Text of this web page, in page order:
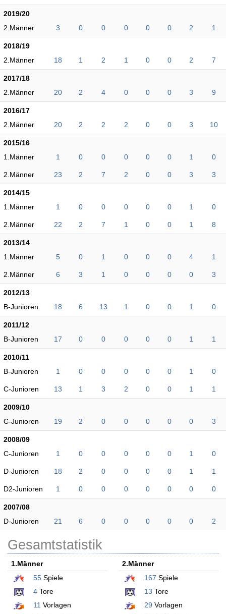
2019/20
2.Männer
3 0 0 0 0 0 2 1
2018/19
2.Männer
18 1 2 1 0 0 2 7
2017/18
2.Männer
20 2 4 0 0 0 3 9
2016/17
2.Männer
20 2 2 2 0 0 3 10
2015/16
1.Männer
1 0 0 0 0 0 1 0
2.Männer 23 2 7 2 0 0 3 3
2014/15
1.Männer
1 0 0 0 0 0 1 0
2.Männer 22 2 7 1 0 0 1 8
2013/14
1.Männer
5 0 1 0 0 0 4 1
2.Männer 6 3 1 0 0 0 0 3
2012/13
B-Junioren
18 6 13 1 0 0 1 0
2011/12
B-Junioren
17 0 0 0 0 0 1 1
2010/11
B-Junioren
1 0 0 0 0 0 1 0
C-Junioren 13 1 3 2 0 0 1 1
2009/10
C-Junioren
19 2 0 0 0 0 0 3
2008/09
C-Junioren
1 0 0 0 0 0 1 0
D-Junioren 18 2 0 0 0 0 1 1
D2-Junioren 1 0 0 0 0 0 0 0
2007/08
D-Junioren
21 6 0 0 0 0 0 2
Gesamtstatistik
1.Männer
55 Spiele
4 Tore
11 Vorlagen
2.Männer
167 Spiele
13 Tore
29 Vorlagen